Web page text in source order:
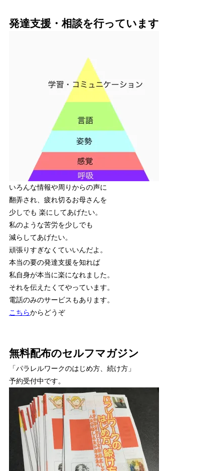
発達支援・相談を行っています
いろんな情報や周りからの声に
翻弄され、疲れ切るお母さんを
少しでも 楽にしてあげたい。
私のような苦労を少しでも
減らしてあげたい。
頑張りすぎなくていいんだよ。
本当の要の発達支援を知れば
私自身が本当に楽になれました。
それを伝えたくてやっています。
電話のみのサービスもあります。
こちらからどうぞ
無料配布のセルフマガジン
「パラレルワークのはじめ方、続け方」
予約受付中です。